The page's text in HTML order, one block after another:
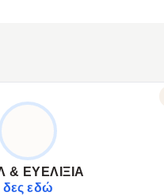
& ΕΥΕΛΙΞΊΑ
δες εδώ
ΣΕ ΚΆΘΕ ΣΤΥΛ
unisex σχέδιο που ξεχωρίζει.
Συνδυάζεται άψογα με κάθε ντύσιμο.
για κάθε περίσταση και χρήση.